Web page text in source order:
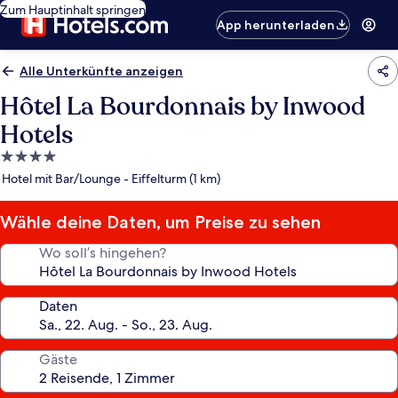
Zum Hauptinhalt springen
App herunterladen
Alle Unterkünfte anzeigen
Hôtel La Bourdonnais by Inwood
Hotels
4.0-
Sterne-
Hotel mit Bar/Lounge - Eiffelturm (1 km)
Wähle deine Daten, um Preise zu sehen
Wo soll’s hingehen?
Daten
Gäste